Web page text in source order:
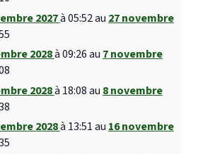
2027à 05:52 au 27 novembre
2028à 09:26 au 7 novembre
2028à 18:08 au 8 novembre
2028à 13:51 au 16 novembre